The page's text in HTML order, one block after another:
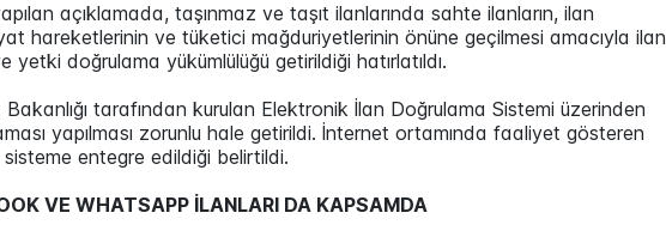
açıklamada, taşınmaz ve taşıt ilanlarında sahte ilanların, ilan
hareketlerinin ve tüketici mağduriyetlerinin önüne geçilmesi amacıyla ilan
yetki doğrulama yükümlülüğü getirildiği hatırlatıldı.
tarafından kurulan Elektronik İlan Doğrulama Sistemi üzerinden
yapılması zorunlu hale getirildi. İnternet ortamında faaliyet gösteren
sisteme entegre edildiği belirtildi.
VE WHATSAPP İLANLARI DA KAPSAMDA